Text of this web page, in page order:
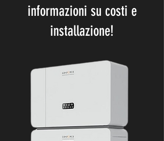
informazioni su costi e
installazione!